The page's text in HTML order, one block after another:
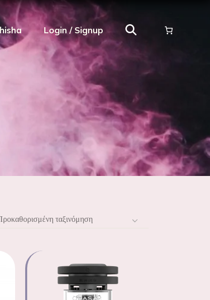
Login / Signup
ταξινόμηση